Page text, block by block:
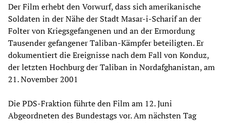
Der Film erhebt den Vorwurf, dass sich amerikanische
Soldaten in der Nähe der Stadt Masar-i-Scharif an der
Folter von Kriegsgefangenen und an der Ermordung
Tausender gefangener Taliban-Kämpfer beteiligten. Er
dokumentiert die Ereignisse nach dem Fall von Konduz,
der letzten Hochburg der Taliban in Nordafghanistan, am
21. November 2001
Die PDS-Fraktion führte den Film am 12. Juni
Abgeordneten des Bundestags vor. Am nächsten Tag